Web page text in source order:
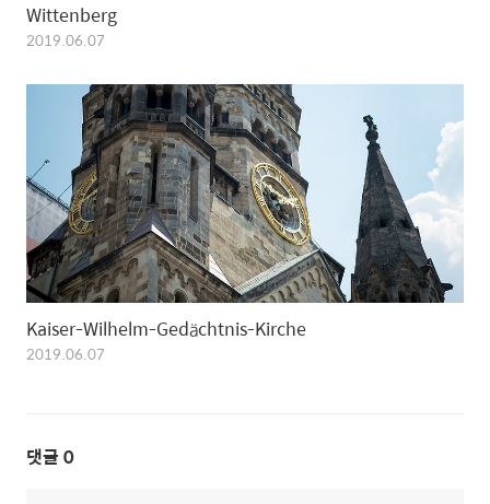
Wittenberg
2019.06.07
Kaiser-Wilhelm-Gedächtnis-Kirche
2019.06.07
댓글 0